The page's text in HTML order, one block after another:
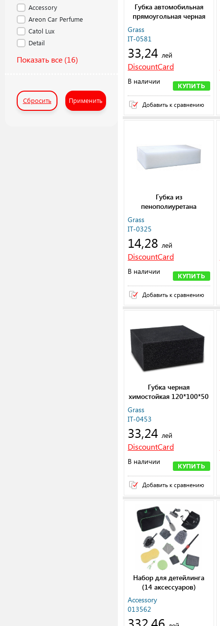
Accessory
Areon Car Perfume
Catol Lux
Detail
Показать все (16)
Сбросить Применить
Губка автомобильная
прямоугольная черная
Grass
IT-0581
33,24 лей
DiscountCard
В наличии
КУПИТЬ
Добавить к сравнению
Губка из
пенополиуретана
Grass
IT-0325
14,28 лей
DiscountCard
В наличии
КУПИТЬ
Добавить к сравнению
Губка черная
химостойкая 120*100*50
Grass
IT-0453
33,24 лей
DiscountCard
В наличии
КУПИТЬ
Добавить к сравнению
Набор для детейлинга
(14 аксессуаров)
Accessory
013562